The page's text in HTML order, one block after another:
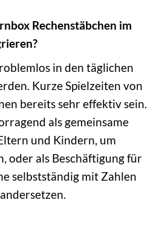
Rechenstäbchen im
in den täglichen
Kurze Spielzeiten von
bereits sehr effektiv sein.
als gemeinsame
und Kindern, um
oder als Beschäftigung für
selbstständig mit Zahlen